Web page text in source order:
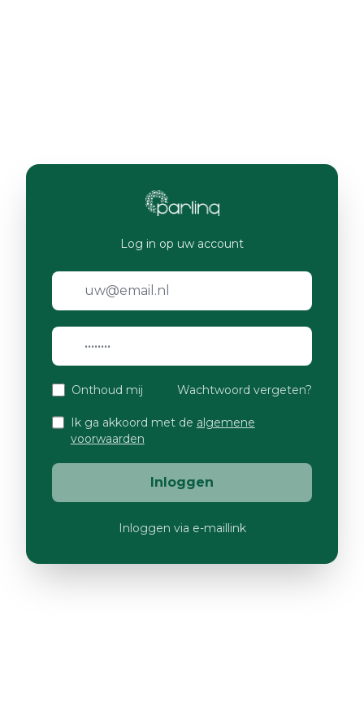
Log in op uw account
Onthoud mij Wachtwoord vergeten?
Ik ga akkoord met de algemene
voorwaarden
Inloggen
Inloggen via e-maillink